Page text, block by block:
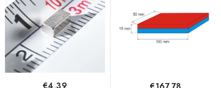
€4,39